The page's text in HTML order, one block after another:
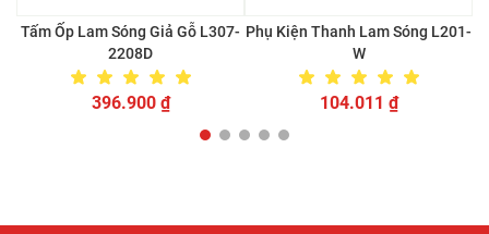
Tấm Ốp Lam Sóng Giả Gỗ L307-
2208D
396.900 ₫
Phụ Kiện Thanh Lam Sóng L201-
W
104.011 ₫